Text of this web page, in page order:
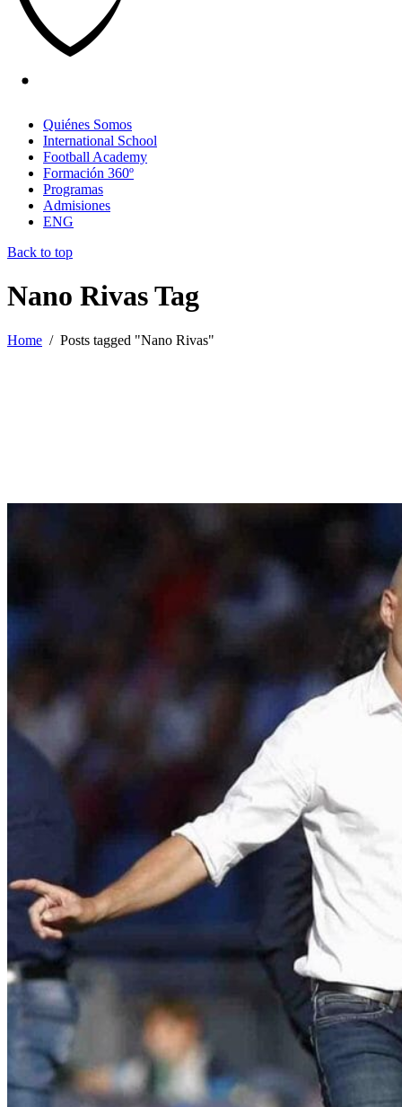
Quiénes Somos
International School
Football Academy
Formación 360º
Programas
Admisiones
ENG
Back to top
Nano Rivas Tag
Home / Posts tagged "Nano Rivas"